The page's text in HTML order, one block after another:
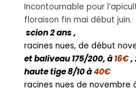
Incontournable pour
floraison fin mai début juin.
scion 2 ans ,
racines nues, de début
et baliveau 175/200, à 16€,
haute tige 8/10 à40€
racines nues de novembre